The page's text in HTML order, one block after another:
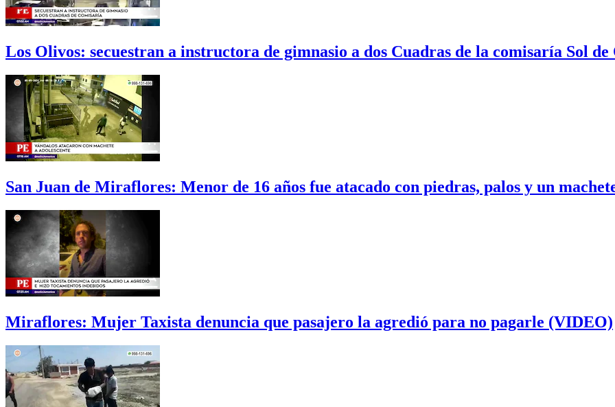
Los Olivos: secuestran a instructora de gimnasio a dos Cuadras de la comisaría Sol de
San Juan de Miraflores: Menor de 16 años fue atacado con piedras, palos y un
Miraflores: Mujer Taxista denuncia que pasajero la agredió para no pagarle (VIDEO)